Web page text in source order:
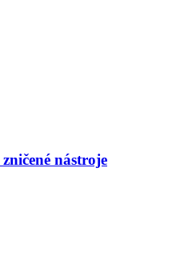
nástroje